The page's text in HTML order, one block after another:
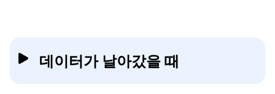
데이터가 날아갔을 때